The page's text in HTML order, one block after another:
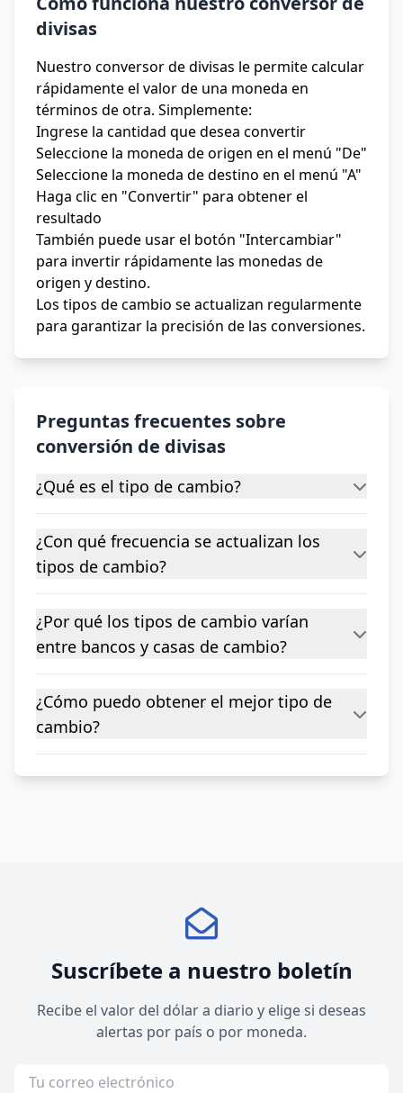
divisas
Nuestro conversor de divisas le permite calcular
rápidamente el valor de una moneda en
términos de otra. Simplemente:
Ingrese la cantidad que desea convertir
Seleccione la moneda de origen en el menú "De"
Seleccione la moneda de destino en el menú "A"
Haga clic en "Convertir" para obtener el
resultado
También puede usar el botón "Intercambiar"
para invertir rápidamente las monedas de
origen y destino.
Los tipos de cambio se actualizan regularmente
para garantizar la precisión de las conversiones.
Preguntas frecuentes sobre
conversión de divisas
¿Qué es el tipo de cambio?
¿Con qué frecuencia se actualizan los
tipos de cambio?
¿Por qué los tipos de cambio varían
entre bancos y casas de cambio?
¿Cómo puedo obtener el mejor tipo de
cambio?
Suscríbete a nuestro boletín
Recibe el valor del dólar a diario y elige si deseas
alertas por país o por moneda.